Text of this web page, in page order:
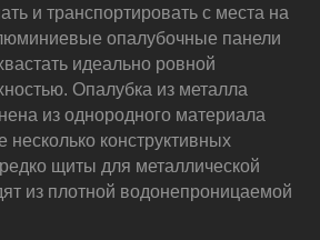
и транспортировать с места на
опалубочные панели
идеально ровной
Опалубка из металла
из однородного материала
несколько конструктивных
щиты для металлической
из плотной водонепроницаемой